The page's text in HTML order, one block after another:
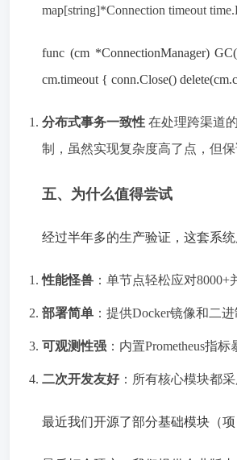
map[string]*Connection timeout
func (cm *ConnectionManager)
cm.timeout { conn.Close()
分布式事务一致性 在处理跨渠道
制，虽然实现复杂度高了点，但保
五、为什么值得尝试
经过半年多的生产验证，这套系
性能怪兽 ：单节点轻松应对
部署简单 ：提供Docker镜像和二
可观测性强 ：内置Prometheus指
二次开发友好：所有核心模块都
最近我们开源了部分基础模块（